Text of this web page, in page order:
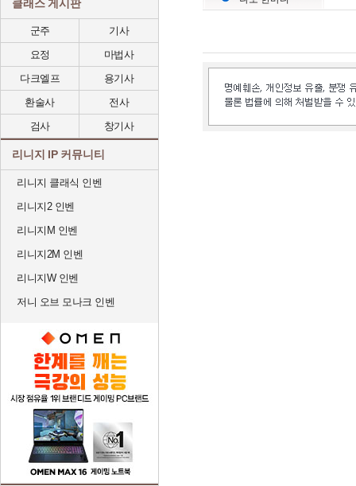
클래스 게시판
군주
기사
요정
마법사
다크엘프
용기사
환술사
전사
검사
창기사
리니지 IP 커뮤니티
리니지 클래식 인벤
리니지2 인벤
리니지M 인벤
리니지2M 인벤
리니지W 인벤
저니 오브 모나크 인벤